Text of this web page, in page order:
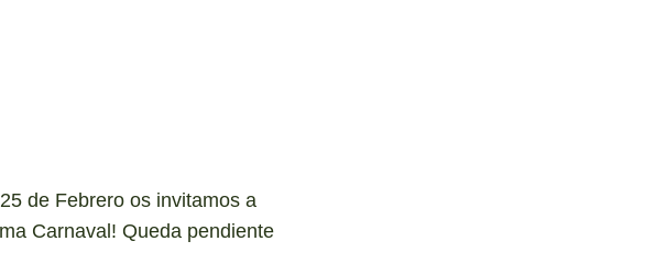
de Febrero os invitamos a
Carnaval! Queda pendiente